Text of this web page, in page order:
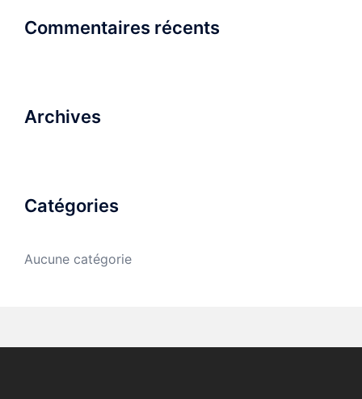
Commentaires récents
Archives
Catégories
Aucune catégorie